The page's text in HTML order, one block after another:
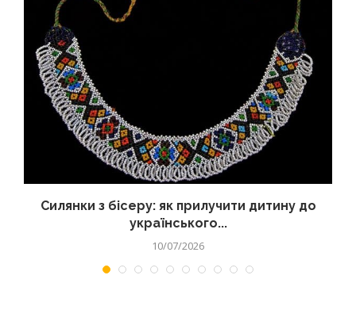
Силянки з бісеру: як прилучити дитину до
українського...
10/07/2026